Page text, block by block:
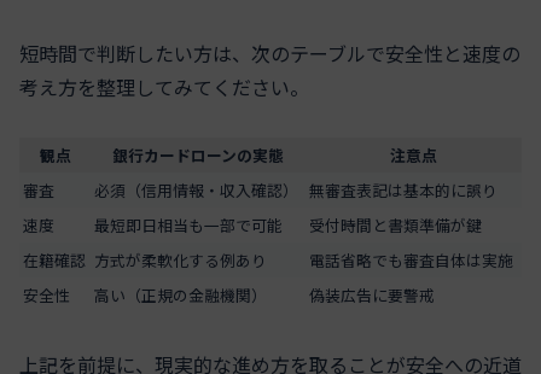
短時間で判断したい方は、次のテーブルで安全性と速度の
考え方を整理してみてください。
観点 銀行カードローンの実態
注意点
審査
必須（信用情報・収入確認）
無審査表記は基本的に誤り
速度
最短即日相当も一部で可能
受付時間と書類準備が鍵
在籍確認 方式が柔軟化する例あり
電話省略でも審査自体は実施
安全性
高い（正規の金融機関） 偽装広告に要警戒
上記を前提に、現実的な進め方を取ることが安全への近道